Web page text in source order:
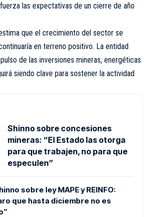
las expectativas de un cierre de año
que el crecimiento del sector se
en terreno positivo. La entidad
de las inversiones mineras, energéticas
siendo clave para sostener la actividad
Shinno sobre concesiones
mineras: “El Estado las otorga
para que trabajen, no para que
especulen”
sobre ley MAPE y REINFO:
que hasta diciembre no es